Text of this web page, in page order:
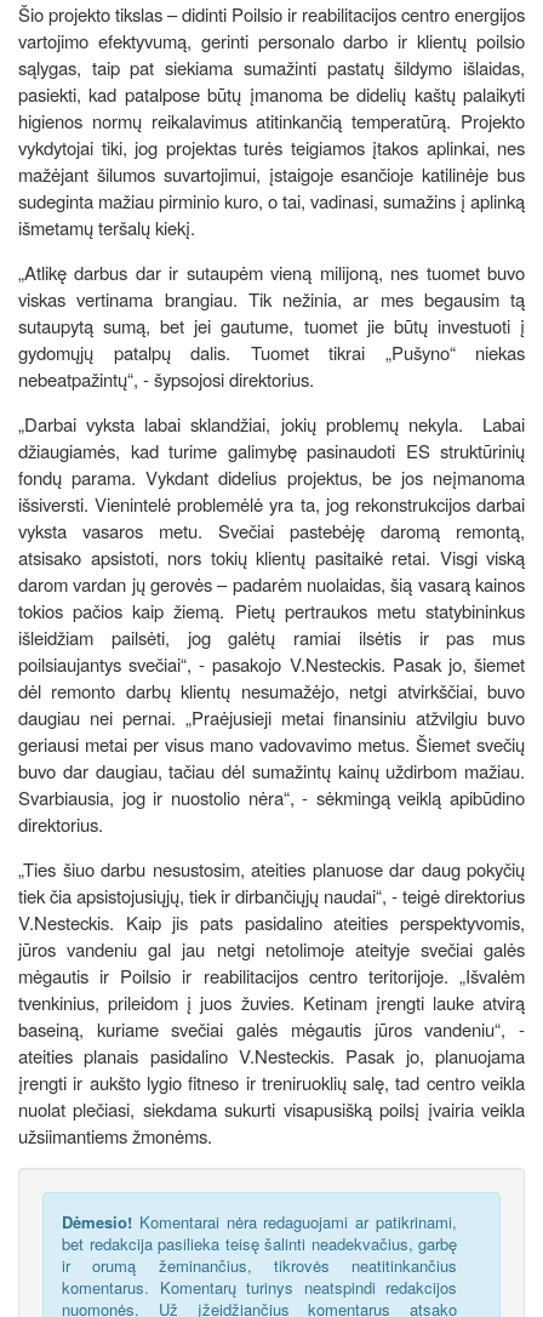
Šio projekto tikslas – didinti Poilsio ir reabilitacijos centro energijos
vartojimo efektyvumą, gerinti personalo darbo ir klientų poilsio
sąlygas, taip pat siekiama sumažinti pastatų šildymo išlaidas,
pasiekti, kad patalpose būtų įmanoma be didelių kaštų palaikyti
higienos normų reikalavimus atitinkančią temperatūrą. Projekto
vykdytojai tiki, jog projektas turės teigiamos įtakos aplinkai, nes
mažėjant šilumos suvartojimui, įstaigoje esančioje katilinėje bus
sudeginta mažiau pirminio kuro, o tai, vadinasi, sumažins į aplinką
išmetamų teršalų kiekį.
„Atlikę darbus dar ir sutaupėm vieną milijoną, nes tuomet buvo
viskas vertinama brangiau. Tik nežinia, ar mes begausim tą
sutaupytą sumą, bet jei gautume, tuomet jie būtų investuoti į
gydomųjų patalpų dalis. Tuomet tikrai „Pušyno“ niekas
nebeatpažintų“, - šypsojosi direktorius.
„Darbai vyksta labai sklandžiai, jokių problemų nekyla. Labai
džiaugiamės, kad turime galimybę pasinaudoti ES struktūrinių
fondų parama. Vykdant didelius projektus, be jos neįmanoma
išsiversti. Vienintelė problemėlė yra ta, jog rekonstrukcijos darbai
vyksta vasaros metu. Svečiai pastebėję daromą remontą,
atsisako apsistoti, nors tokių klientų pasitaikė retai. Visgi viską
darom vardan jų gerovės – padarėm nuolaidas, šią vasarą kainos
tokios pačios kaip žiemą. Pietų pertraukos metu statybininkus
išleidžiam pailsėti, jog galėtų ramiai ilsėtis ir pas mus
poilsiaujantys svečiai“, - pasakojo V.Nesteckis. Pasak jo, šiemet
dėl remonto darbų klientų nesumažėjo, netgi atvirkščiai, buvo
daugiau nei pernai. „Praėjusieji metai finansiniu atžvilgiu buvo
geriausi metai per visus mano vadovavimo metus. Šiemet svečių
buvo dar daugiau, tačiau dėl sumažintų kainų uždirbom mažiau.
Svarbiausia, jog ir nuostolio nėra“, - sėkmingą veiklą apibūdino
direktorius.
„Ties šiuo darbu nesustosim, ateities planuose dar daug pokyčių
tiek čia apsistojusiųjų, tiek ir dirbančiųjų naudai“, - teigė direktorius
V.Nesteckis. Kaip jis pats pasidalino ateities perspektyvomis,
jūros vandeniu gal jau netgi netolimoje ateityje svečiai galės
mėgautis ir Poilsio ir reabilitacijos centro teritorijoje. „Išvalėm
tvenkinius, prileidom į juos žuvies. Ketinam įrengti lauke atvirą
baseiną, kuriame svečiai galės mėgautis jūros vandeniu“, -
ateities planais pasidalino V.Nesteckis. Pasak jo, planuojama
įrengti ir aukšto lygio fitneso ir treniruoklių salę, tad centro veikla
nuolat plečiasi, siekdama sukurti visapusišką poilsį įvairia veikla
užsiimantiems žmonėms.
Dėmesio! Komentarai nėra redaguojami ar patikrinami,
bet redakcija pasilieka teisę šalinti neadekvačius, garbę
ir orumą žeminančius, tikrovės neatitinkančius
komentarus. Komentarų turinys neatspindi redakcijos
nuomonės. Už įžeidžiančius komentarus atsako